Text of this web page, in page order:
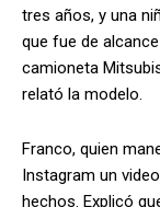
tres años, y una
que fue de
camioneta
relató la modelo.
Franco, quien
Instagram un
hechos. Explicó